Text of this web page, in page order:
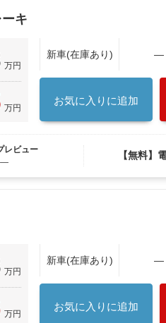
キ
万円
万円
新車(在庫あり) ―
お気に入りに追加
レビュー
―
【無料】
万円
万円
新車(在庫あり) ―
お気に入りに追加